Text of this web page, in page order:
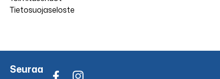
Tietosuojaseloste
Seuraa